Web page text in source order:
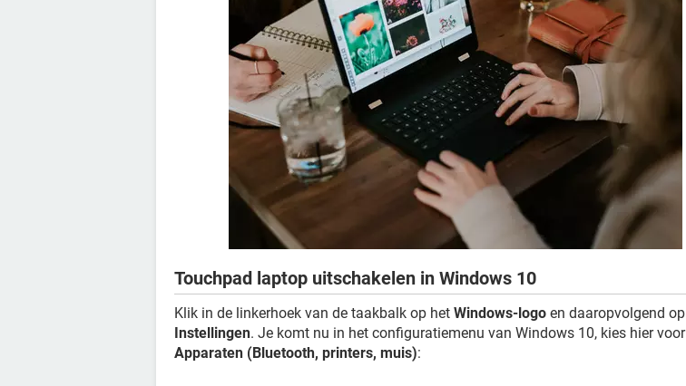
Touchpad laptop uitschakelen in Windows 10
Klik in de linkerhoek van de taakbalk op het Windows-logo en daaropvolgend op
Instellingen. Je komt nu in het configuratiemenu van Windows 10, kies hier voor
Apparaten (Bluetooth, printers, muis):